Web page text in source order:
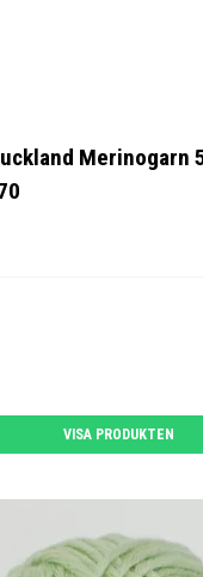
Merinogarn
VISA PRODUKTEN